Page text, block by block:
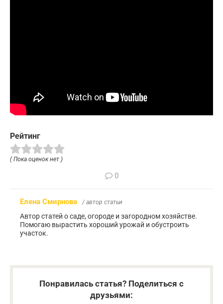
Рейтинг
( Пока оценок нет )
0
Елена Смирнова / автор статьи
Автор статей о саде, огороде и загородном хозяйстве.
Помогаю вырастить хороший урожай и обустроить
участок.
Понравилась статья? Поделиться с
друзьями: